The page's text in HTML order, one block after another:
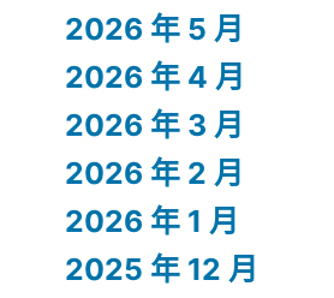
2026 年 5 月
2026 年 4 月
2026 年 3 月
2026 年 2 月
2026 年 1 月
2025 年 12 月